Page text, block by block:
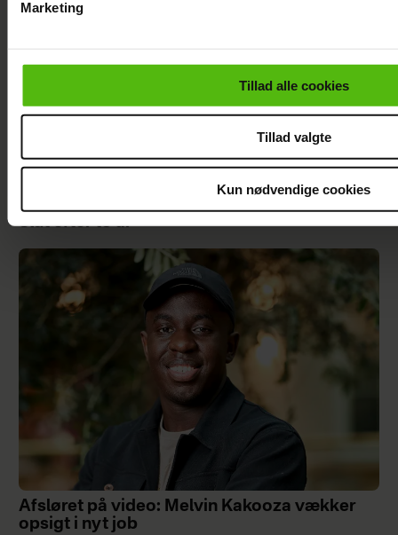
cookiepolitik.
Marketing
Tillad alle cookies
Tillad valgte
Kun nødvendige cookies
Andreas Odbjerg afslører stor beslutning:
Slut efter to år
Afsløret på video: Melvin Kakooza vækker
opsigt i nyt job